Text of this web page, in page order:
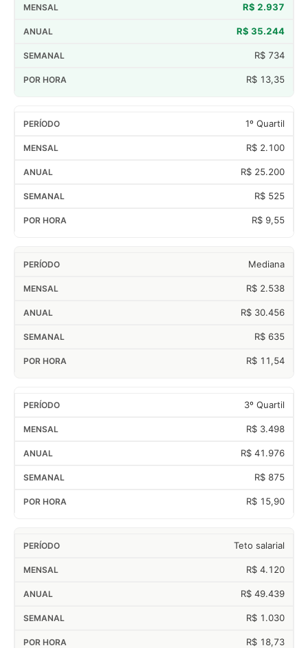
R$ 2.937
R$ 35.244
R$ 734
R$ 13,35
1º Quartil
R$ 2.100
R$ 25.200
R$ 525
R$ 9,55
Mediana
R$ 2.538
R$ 30.456
R$ 635
R$ 11,54
3º Quartil
R$ 3.498
R$ 41.976
R$ 875
R$ 15,90
Teto salarial
R$ 4.120
R$ 49.439
R$ 1.030
R$ 18,73